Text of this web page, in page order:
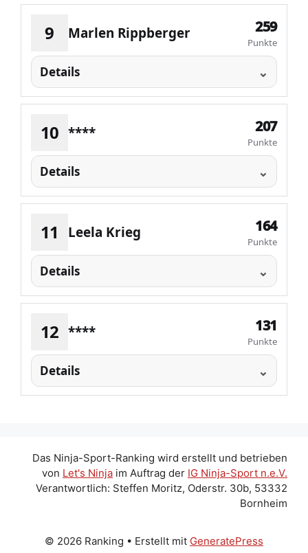
9 Marlen Rippberger 259
Punkte
Details
10 **** 207
Punkte
Details
11 Leela Krieg 164
Punkte
Details
12 **** 131
Punkte
Details
Das Ninja-Sport-Ranking wird erstellt und betrieben
von Let's Ninja im Auftrag der IG Ninja-Sport n.e.V.
Verantwortlich: Steffen Moritz, Oderstr. 30b, 53332
Bornheim
© 2026 Ranking • Erstellt mit GeneratePress